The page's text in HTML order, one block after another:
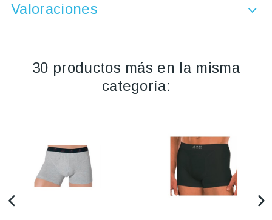
Valoraciones
30 productos más en la misma
categoría: